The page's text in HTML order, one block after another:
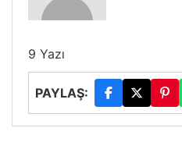
9 Yazı
PAYLAŞ: